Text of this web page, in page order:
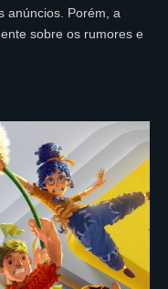
anúncios. Porém, a
sobre os rumores e